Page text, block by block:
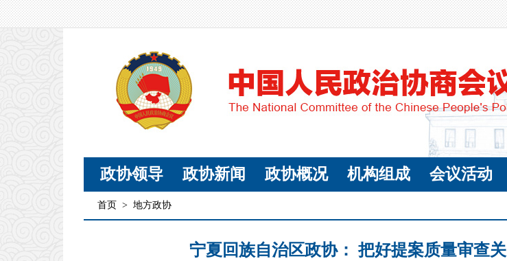
政协领导 政协新闻 政协概况 机构组成 会议活动
首页 > 地方政协
宁夏回族自治区政协： 把好提案质量审查关